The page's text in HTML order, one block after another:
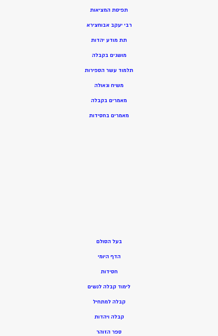
תפיסת המציאות
רבי יעקב אבוחצירא
תת מודע יהדות
מושגים בקבלה
תלמוד עשר הספירות
משיח וגאולה
מאמרים בקבלה
מאמרים בחסידות
בעל הסולם
הדף היומי
חסידות
לימוד קבלה לנשים
קבלה למתחיל
קבלה ויהדות
ספר הזוהר